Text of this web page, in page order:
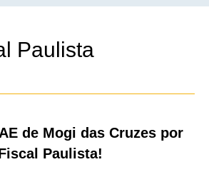
Paulista
de Mogi das Cruzes por
Paulista!